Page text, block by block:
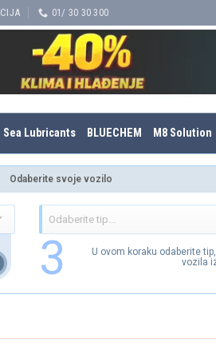
01/ 30 30 300
Sea Lubricants BLUECHEM M8 Solution
Odaberite svoje vozilo
3
U ovom koraku odaberite
vozila